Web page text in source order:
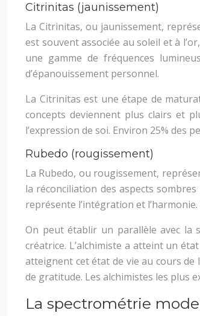
Citrinitas (jaunissement)
La Citrinitas, ou jaunissement,
est souvent associée au soleil et à
une gamme de fréquences
d’épanouissement personnel.
La Citrinitas est une étape de
concepts deviennent plus clairs et
l’expression de soi. Environ 25% des
Rubedo (rougissement)
La Rubedo, ou rougissement,
la réconciliation des aspects
représente l’intégration et
On peut établir un parallèle avec la
créatrice. L’alchimiste a atteint un
atteignent cet état de vie au cours
de gratitude. Les alchimistes les plus
La spectrométrie